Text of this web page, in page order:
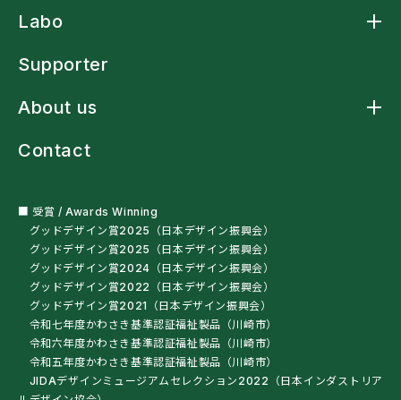
アームスリングケープ
アームスリング標準型
アームストラップシャツ
多機能レインウェア
ペットボトルオープナー
Labo
Supporter
About us
ニュース
会社概要
Contact
■ 受賞 / Awards Winning
グッドデザイン賞2025（日本デザイン振興会）
グッドデザイン賞2025（日本デザイン振興会）
グッドデザイン賞2024（日本デザイン振興会）
グッドデザイン賞2022（日本デザイン振興会）
グッドデザイン賞2021（日本デザイン振興会）
令和七年度かわさき基準認証福祉製品（川崎市）
令和六年度かわさき基準認証福祉製品（川崎市）
令和五年度かわさき基準認証福祉製品（川崎市）
JIDAデザインミュージアムセレクション2022（日本インダストリア